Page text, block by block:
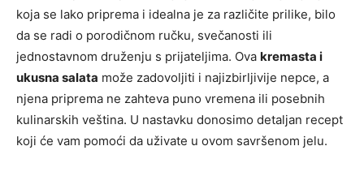
koja se lako priprema i idealna je za različite prilike, bilo
da se radi o porodičnom ručku, svečanosti ili
jednostavnom druženju s prijateljima. Ova kremasta i
ukusna salata može zadovoljiti i najizbirljivije nepce, a
njena priprema ne zahteva puno vremena ili posebnih
kulinarskih veština. U nastavku donosimo detaljan recept
koji će vam pomoći da uživate u ovom savršenom jelu.